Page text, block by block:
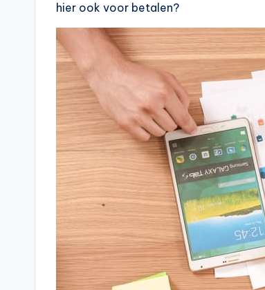
hier ook voor betalen?